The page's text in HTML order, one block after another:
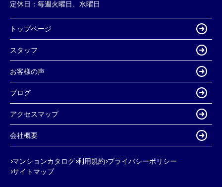
定休日： 毎週火曜日、水曜日
トップページ
スタッフ
お客様の声
ブログ
アクセスマップ
会社概要
マンションカタログ 利用規約 プライバシーポリシー
サイトマップ